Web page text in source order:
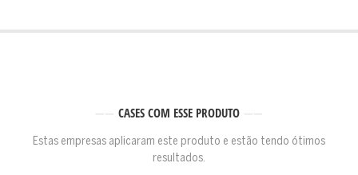
CASES COM ESSE PRODUTO
Estas empresas aplicaram este produto e estão tendo ótimos
resultados.